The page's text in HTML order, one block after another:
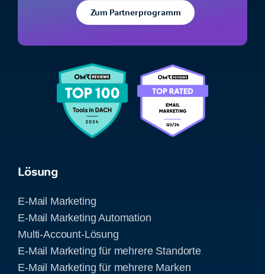
Zum Partnerprogramm
Lösung
E-Mail Marketing
E-Mail Marketing Automation
Multi-Account-Lösung
E-Mail Marketing für mehrere Standorte
E-Mail Marketing für mehrere Marken